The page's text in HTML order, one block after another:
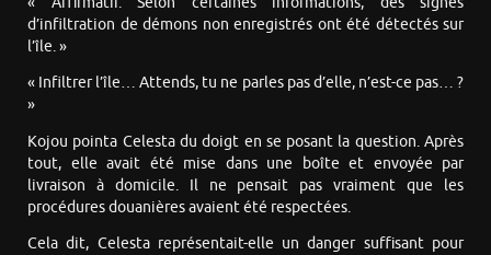
d’infiltration de démons non enregistrés ont été détectés sur
l’île. »
« Infiltrer l’île… Attends, tu ne parles pas d’elle, n’est-ce pas… ?
»
Kojou pointa Celesta du doigt en se posant la question. Après
tout, elle avait été mise dans une boîte et envoyée par
livraison à domicile. Il ne pensait pas vraiment que les
procédures douanières avaient été respectées.
Cela dit, Celesta représentait-elle un danger suffisant pour